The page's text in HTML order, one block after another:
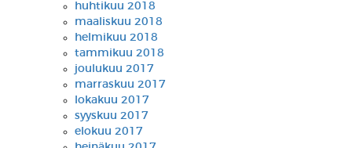
huhtikuu 2018
maaliskuu 2018
helmikuu 2018
tammikuu 2018
joulukuu 2017
marraskuu 2017
lokakuu 2017
syyskuu 2017
elokuu 2017